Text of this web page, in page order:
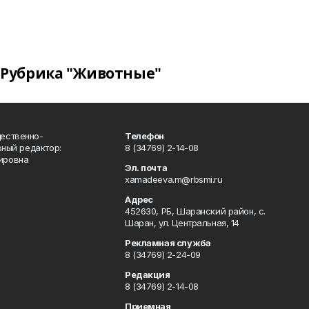
Рубрика "Животные"
редактор:
Телефон
8 (34769) 2-14-08
Эл. почта
xamadeeva.m@rbsmi.ru
Адрес
452630, РБ, Шаранский район, с.
Шаран, ул. Центральная, 14
Рекламная служба
8 (34769) 2-24-09
Редакция
8 (34769) 2-14-08
Приемная